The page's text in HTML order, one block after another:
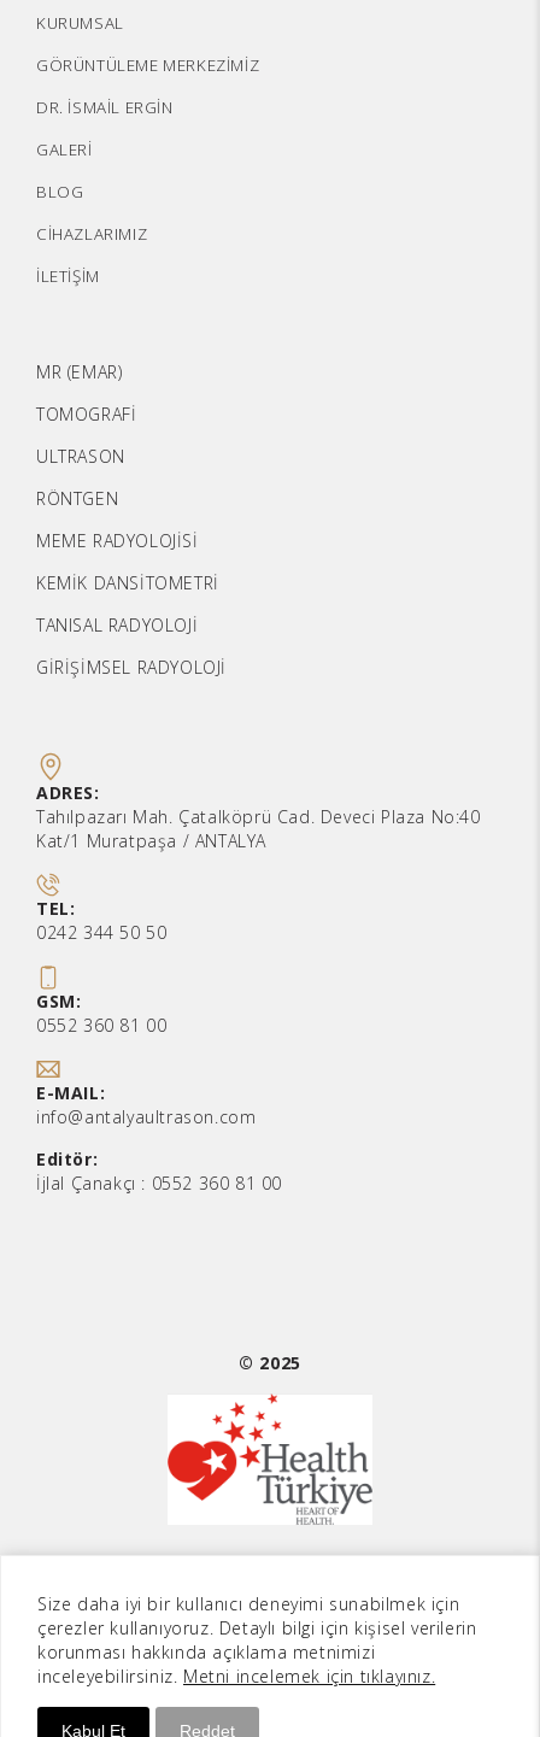
Size daha iyi bir kullanıcı deneyimi sunabilmek için
çerezler kullanıyoruz. Detaylı bilgi için kişisel verilerin
korunması hakkında açıklama metnimizi
inceleyebilirsiniz. Metni incelemek için tıklayınız.
Kabul Et Reddet
KURUMSAL
GÖRÜNTÜLEME MERKEZİMİZ
DR. İSMAİL ERGİN
GALERİ
BLOG
CİHAZLARIMIZ
İLETİŞİM
MR (EMAR)
TOMOGRAFİ
ULTRASON
RÖNTGEN
MEME RADYOLOJİSİ
KEMİK DANSİTOMETRİ
TANISAL RADYOLOJİ
GİRİŞİMSEL RADYOLOJİ
ADRES:
Tahılpazarı Mah. Çatalköprü Cad. Deveci Plaza No:40
Kat/1 Muratpaşa / ANTALYA
TEL:
0242 344 50 50
GSM:
0552 360 81 00
E-MAIL:
info@antalyaultrason.com
Editör:
İjlal Çanakçı : 0552 360 81 00
© 2025
Sarvon®Web Tasarım